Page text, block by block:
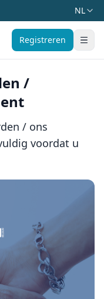
NL
Registreren
/
/ ons
voordat u